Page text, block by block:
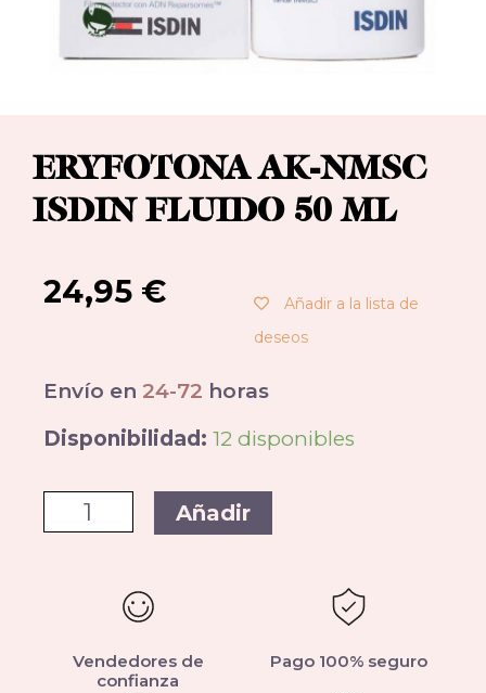
ERYFOTONA AK-NMSC
ISDIN FLUIDO 50 ML
24,95 €
Añadir a la lista de
deseos
Envío en 24-72 horas
Disponibilidad: 12 disponibles
Añadir
Vendedores de
confianza
Pago 100% seguro